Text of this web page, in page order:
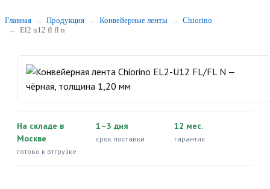
Главная Продукция Конвейерные ленты
Chiorino
El2 u12 fl fl n
На складе в
Москве
готово к отгрузке
1–3 дня
срок поставки
12 мес.
гарантия